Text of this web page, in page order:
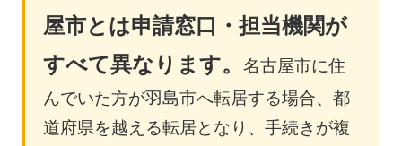
屋市とは申請窓口・担当機関が
すべて異なります。名古屋市に住
んでいた方が羽島市へ転居する場合、都
道府県を越える転居となり、手続きが複